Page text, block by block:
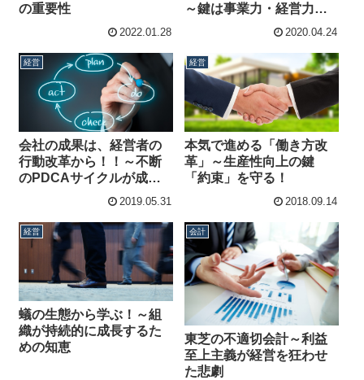
の重要性
2022.01.28
～鍵は事業力・経営力・
2020.04.24
経営
会社の成果は、経営者の
行動改革から！！～不断
のPDCAサイクルが成長
2019.05.31
経営
本気で進める「働き方改
革」～生産性向上の鍵
「約束」を守る！
2018.09.14
経営
蟻の生態から学ぶ！～組
織が持続的に成長するた
めの知恵
会計
東芝の不適切会計～利益
至上主義が経営を狂わせ
た悲劇